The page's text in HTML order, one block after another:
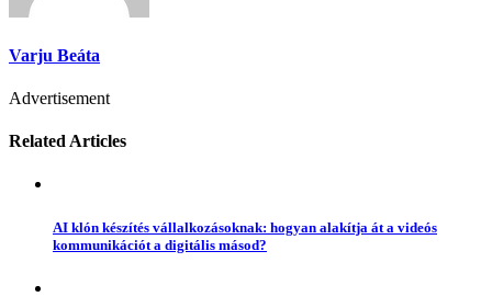
Varju Beáta
Advertisement
Related Articles
AI klón készítés vállalkozásoknak: hogyan alakítja át a videós
kommunikációt a digitális másod?